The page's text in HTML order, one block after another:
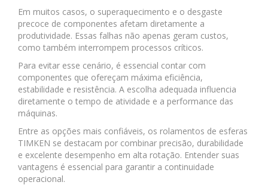
Em muitos casos, o superaquecimento e o desgaste
precoce de componentes afetam diretamente a
produtividade. Essas falhas não apenas geram custos,
como também interrompem processos críticos.
Para evitar esse cenário, é essencial contar com
componentes que ofereçam máxima eficiência,
estabilidade e resistência. A escolha adequada influencia
diretamente o tempo de atividade e a performance das
máquinas.
Entre as opções mais confiáveis, os rolamentos de esferas
TIMKEN se destacam por combinar precisão, durabilidade
e excelente desempenho em alta rotação. Entender suas
vantagens é essencial para garantir a continuidade
operacional.